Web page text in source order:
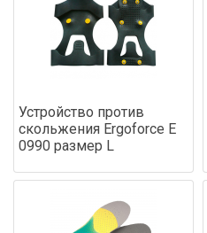
Устройство против
скольжения Ergoforce Е
0990 размер L